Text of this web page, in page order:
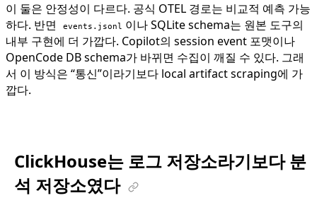
이 둘은 안정성이 다르다. 공식 OTEL 경로는 비교적 예측 가능
하다. 반면
events.jsonl 이나 SQLite schema는 원본 도구의
내부 구현에 더 가깝다. Copilot의 session event 포맷이나
OpenCode DB schema가 바뀌면 수집이 깨질 수 있다. 그래
서 이 방식은 “통신”이라기보다 local artifact scraping에 가
깝다.
ClickHouse는 로그 저장소라기보다 분
석 저장소였다